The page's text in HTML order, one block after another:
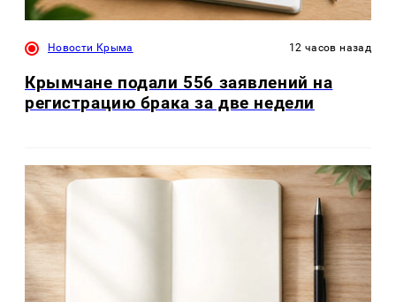
Новости Крыма 12 часов назад
Крымчане подали 556 заявлений на
регистрацию брака за две недели